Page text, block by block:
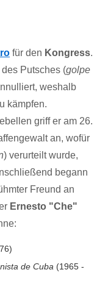
für den Kongress.
Putsches (golpe
weshalb
kämpfen.
griff er am 26.
an, wofür
) verurteilt wurde,
begann
Freund an
Ernesto "Che"
de Cuba (1965 -